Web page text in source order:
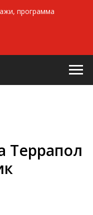
программа
Террапол